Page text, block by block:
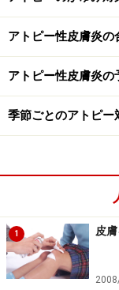
目と鼻
くしゃみ
鼻づまり
かゆみ
涙目
充血
アトピー性皮膚炎
アトピー性皮膚炎の
季節ごとのアトピー
1 皮